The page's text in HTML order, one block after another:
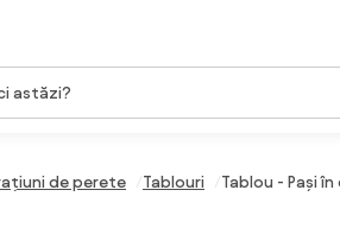
conținutul
de perete Tablouri Tablou - Pași